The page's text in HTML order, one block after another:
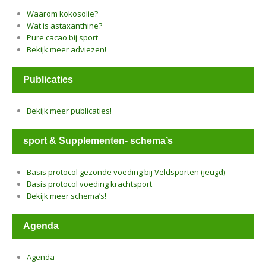
Waarom kokosolie?
Wat is astaxanthine?
Pure cacao bij sport
Bekijk meer adviezen!
Publicaties
Bekijk meer publicaties!
sport & Supplementen- schema’s
Basis protocol gezonde voeding bij Veldsporten (jeugd)
Basis protocol voeding krachtsport
Bekijk meer schema’s!
Agenda
Agenda